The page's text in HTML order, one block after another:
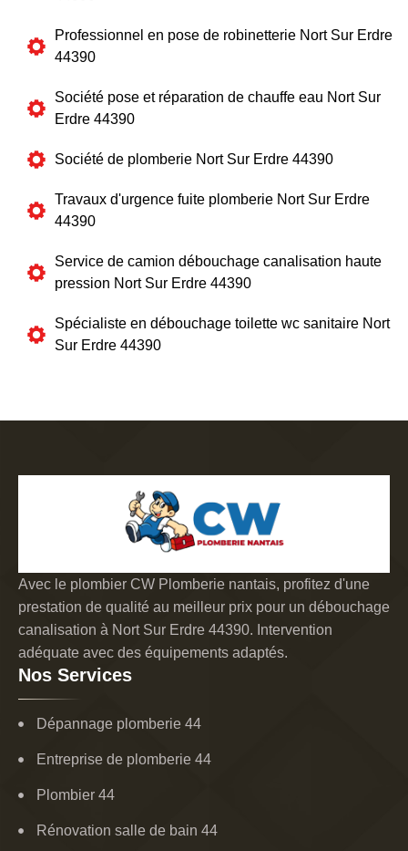
Professionnel en pose de robinetterie Nort Sur Erdre
44390
Société pose et réparation de chauffe eau Nort Sur
Erdre 44390
Société de plomberie Nort Sur Erdre 44390
Travaux d'urgence fuite plomberie Nort Sur Erdre
44390
Service de camion débouchage canalisation haute
pression Nort Sur Erdre 44390
Spécialiste en débouchage toilette wc sanitaire Nort
Sur Erdre 44390
Avec le plombier CW Plomberie nantais, profitez d'une
prestation de qualité au meilleur prix pour un débouchage
canalisation à Nort Sur Erdre 44390. Intervention
adéquate avec des équipements adaptés.
Nos Services
Dépannage plomberie 44
Entreprise de plomberie 44
Plombier 44
Rénovation salle de bain 44